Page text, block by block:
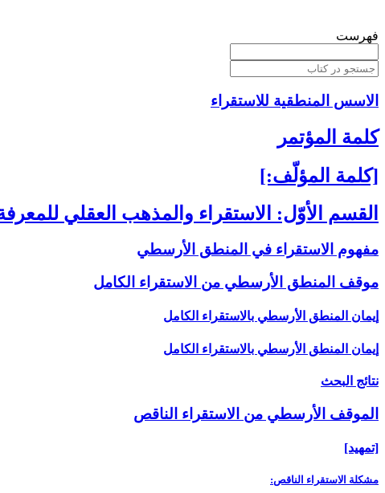
فهرست
الاسس المنطقية للاستقراء
كلمة المؤتمر
[كلمة المؤلّف:]
القسم الأوّل: الاستقراء والمذهب العقلي
مفهوم الاستقراء في المنطق الأرسطي
موقف المنطق الأرسطي من الاستقراء الكامل‏
إيمان المنطق الأرسطي بالاستقراء الكامل
إيمان المنطق الأرسطي بالاستقراء الكامل
نتائج البحث
الموقف الأرسطي من الاستقراء الناقص‏
[تمهيد]
مشكلة الاستقراء الناقص: